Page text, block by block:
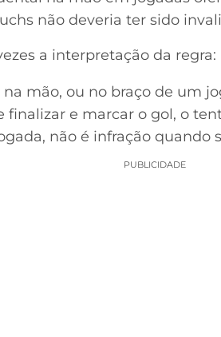
não deveria ter sido
a interpretação da regra:
mão, ou no braço de um
e marcar o gol, o
não é infração quando
PUBLICIDADE